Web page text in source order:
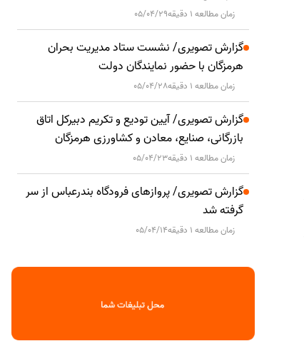
زمان مطالعه 1 دقیقه 05/04/29
گزارش تصویری/ نشست ستاد مدیریت بحران
هرمزگان با حضور نمایندگان دولت
زمان مطالعه 1 دقیقه 05/04/28
گزارش تصویری/ آیین تودیع و تکریم دبیرکل اتاق
بازرگانی، صنایع، معادن و کشاورزی هرمزگان
زمان مطالعه 1 دقیقه 05/04/23
گزارش تصویری/ پروازهای فرودگاه بندرعباس از سر
گرفته شد
زمان مطالعه 1 دقیقه 05/04/14